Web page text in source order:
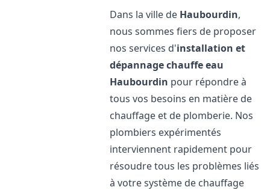
Dans la ville de Haubourdin,
nous sommes fiers de proposer
nos services d'installation et
dépannage chauffe eau
Haubourdin pour répondre à
tous vos besoins en matière de
chauffage et de plomberie. Nos
plombiers expérimentés
interviennent rapidement pour
résoudre tous les problèmes liés
à votre système de chauffage